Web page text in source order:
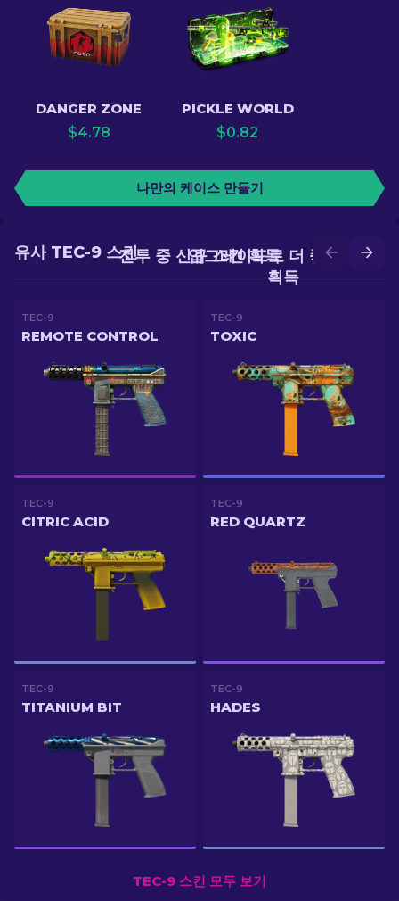
DANGER ZONE
$4.78
PICKLE WORLD
$0.82
나만의 케이스 만들기
업그레이드로 더 좋은 스킨
획득
전투 중 신규 스킨 획득
유사 TEC-9 스킨
TEC-9
REMOTE CONTROL
TEC-9
TOXIC
TEC-9
CITRIC ACID
TEC-9
RED QUARTZ
TEC-9
TITANIUM BIT
TEC-9
HADES
TEC-9 스킨 모두 보기